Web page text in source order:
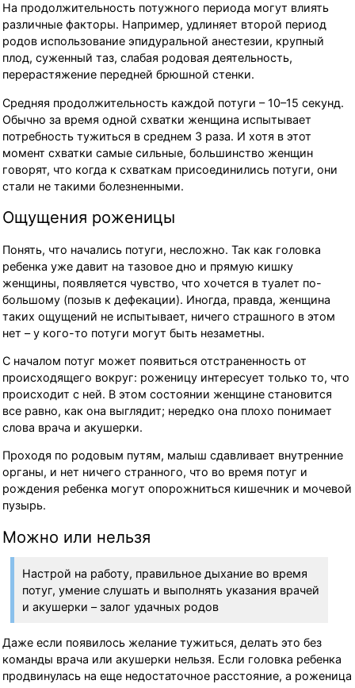
На продолжительность потужного периода могут влиять
различные факторы. Например, удлиняет второй период
родов использование эпидуральной анестезии, крупный
плод, суженный таз, слабая родовая деятельность,
перерастяжение передней брюшной стенки.
Средняя продолжительность каждой потуги – 10–15 секунд.
Обычно за время одной схватки женщина испытывает
потребность тужиться в среднем 3 раза. И хотя в этот
момент схватки самые сильные, большинство женщин
говорят, что когда к схваткам присоединились потуги, они
стали не такими болезненными.
Ощущения роженицы
Понять, что начались потуги, несложно. Так как головка
ребенка уже давит на тазовое дно и прямую кишку
женщины, появляется чувство, что хочется в туалет по-
большому (позыв к дефекации). Иногда, правда, женщина
таких ощущений не испытывает, ничего страшного в этом
нет – у кого-то потуги могут быть незаметны.
С началом потуг может появиться отстраненность от
происходящего вокруг: роженицу интересует только то, что
происходит с ней. В этом состоянии женщине становится
все равно, как она выглядит; нередко она плохо понимает
слова врача и акушерки.
Проходя по родовым путям, малыш сдавливает внутренние
органы, и нет ничего странного, что во время потуг и
рождения ребенка могут опорожниться кишечник и мочевой
пузырь.
Можно или нельзя
Настрой на работу, правильное дыхание во время
потуг, умение слушать и выполнять указания врачей
и акушерки – залог удачных родов
Даже если появилось желание тужиться, делать это без
команды врача или акушерки нельзя. Если головка ребенка
продвинулась на еще недостаточное расстояние, а роженица